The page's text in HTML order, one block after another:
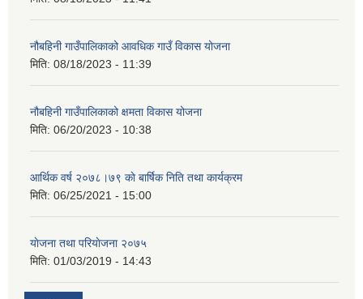
नौबहिनी गाउँपालिकाको आवधिक गाउँ विकास योजना
मिति: 08/18/2023 - 11:39
नौबहिनी गाउँपालिकाको क्षमता विकास योजना
मिति: 06/20/2023 - 10:38
आर्थिक वर्ष २०७८।७९ काे बार्षिक निति तथा कार्यक्रम
मिति: 06/25/2021 - 15:00
याेजना तथा परियाेजना २०७५
मिति: 01/03/2019 - 14:43